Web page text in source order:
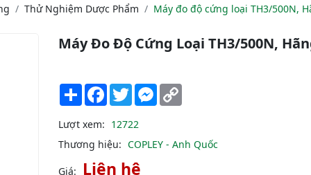
Thử Nghiệm Dược Phẩm Máy đo độ cứng loại TH3/500N,
Máy Đo Độ Cứng Loại TH3/500N,
Share Facebook
TwitterMessenger
Lượt xem: 12722
Thương hiệu: COPLEY - Anh Quốc
Giá: Liên hệ